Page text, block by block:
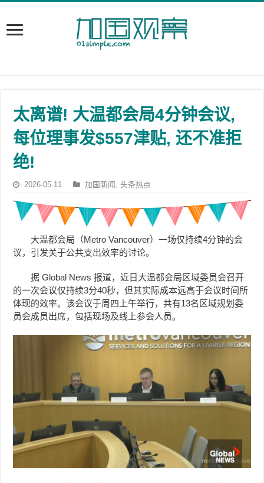
太离谱! 大温都会局4分钟会议,
每位理事发$557津贴, 还不准拒
绝!
2026-05-11 加国新闻 ,头条热点
大温都会局（Metro Vancouver）一场仅持续4分钟的会
议，引发关于公共支出效率的讨论。
据 Global News 报道，近日大温都会局区域委员会召开
的一次会议仅持续3分40秒，但其实际成本远高于会议时间所
体现的效率。该会议于周四上午举行，共有13名区域规划委
员会成员出席，包括现场及线上参会人员。